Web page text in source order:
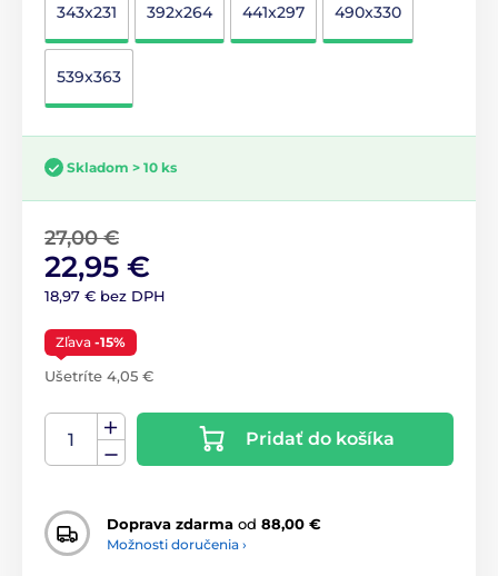
343x231 392x264 441x297 490x330
539x363
Skladom > 10 ks
27,00 €
22,95 €
18,97 € bez DPH
Zľava -15%
Ušetríte 4,05 €
Pridať do košíka
Doprava zdarma od 88,00 €
Možnosti doručenia ›